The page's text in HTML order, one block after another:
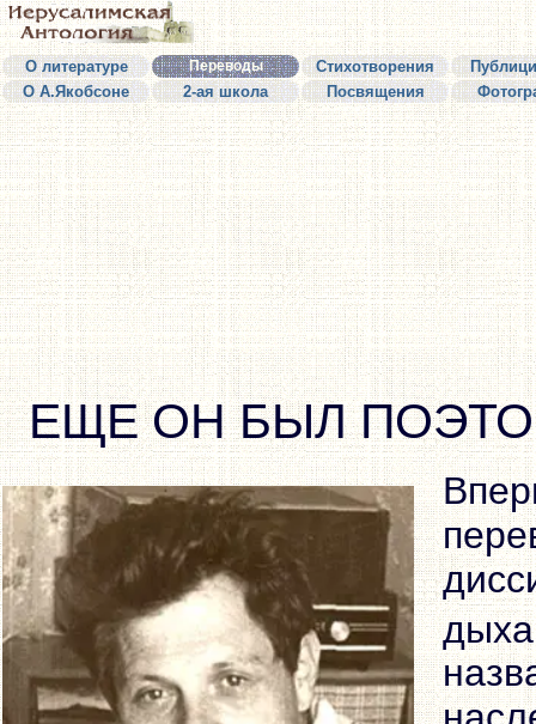
О литературе Переводы Стихотворения
О А.Якобсоне
2-ая школа Посвящения
ЕЩЕ ОН БЫЛ